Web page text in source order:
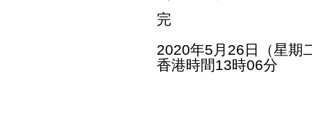
完
2020年5月26日（星期
香港時間13時06分